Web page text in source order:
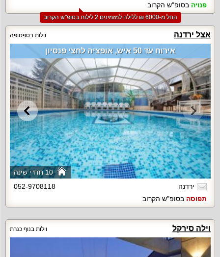
פנויה בסופ"ש הקרוב
החל מ-‏6000 ₪ ללילה למזמינים 2 לילות בסופ"ש הקרוב
אצל ירדנה וילות בספסופה
10 חדרי שינה
אירוח עד 50 איש, אופציה לחצי פנסיון
ירדנה
052-9708118
תפוסה בסופ"ש הקרוב
וילה סירקל וילות בנוף כנרת